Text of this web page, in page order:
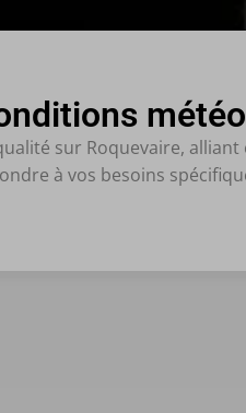
sur Roquevaire,
à vos besoins